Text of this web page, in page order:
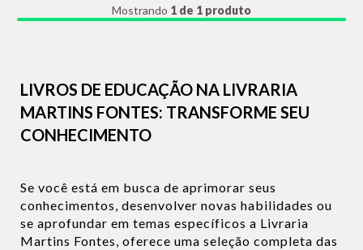
Mostrando 1 de 1 produto
LIVROS DE EDUCAÇÃO NA LIVRARIA
MARTINS FONTES: TRANSFORME SEU
CONHECIMENTO
Se você está em busca de aprimorar seus
conhecimentos, desenvolver novas habilidades ou
se aprofundar em temas específicos a Livraria
Martins Fontes, oferece uma seleção completa das